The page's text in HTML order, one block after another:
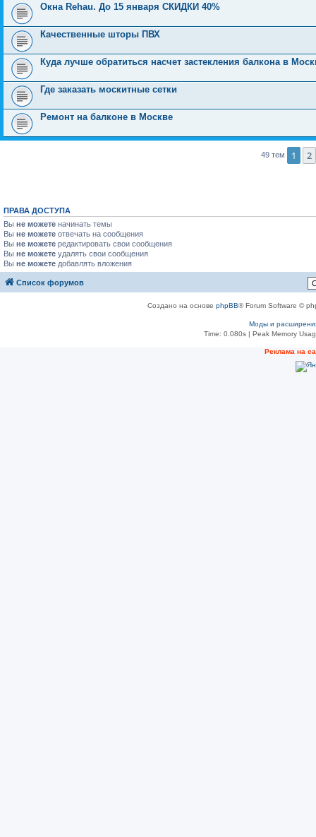
Окна Rehau. До 15 января СКИДКИ 40%
Качественные шторы ПВХ
Куда лучше обратиться насчет застекления балкона в
Где заказать москитные сетки
Ремонт на балконе в Москве
49 тем 1 2
ПРАВА ДОСТУПА
Вы не можете начинать темы
Вы не можете отвечать на сообщения
Вы не можете редактировать свои сообщения
Вы не можете удалять свои сообщения
Вы не можете добавлять вложения
Список форумов
Создано на основе phpBB® Forum Software ©
Моды и
Time: 0.080s| Peak Memory
Реклама на